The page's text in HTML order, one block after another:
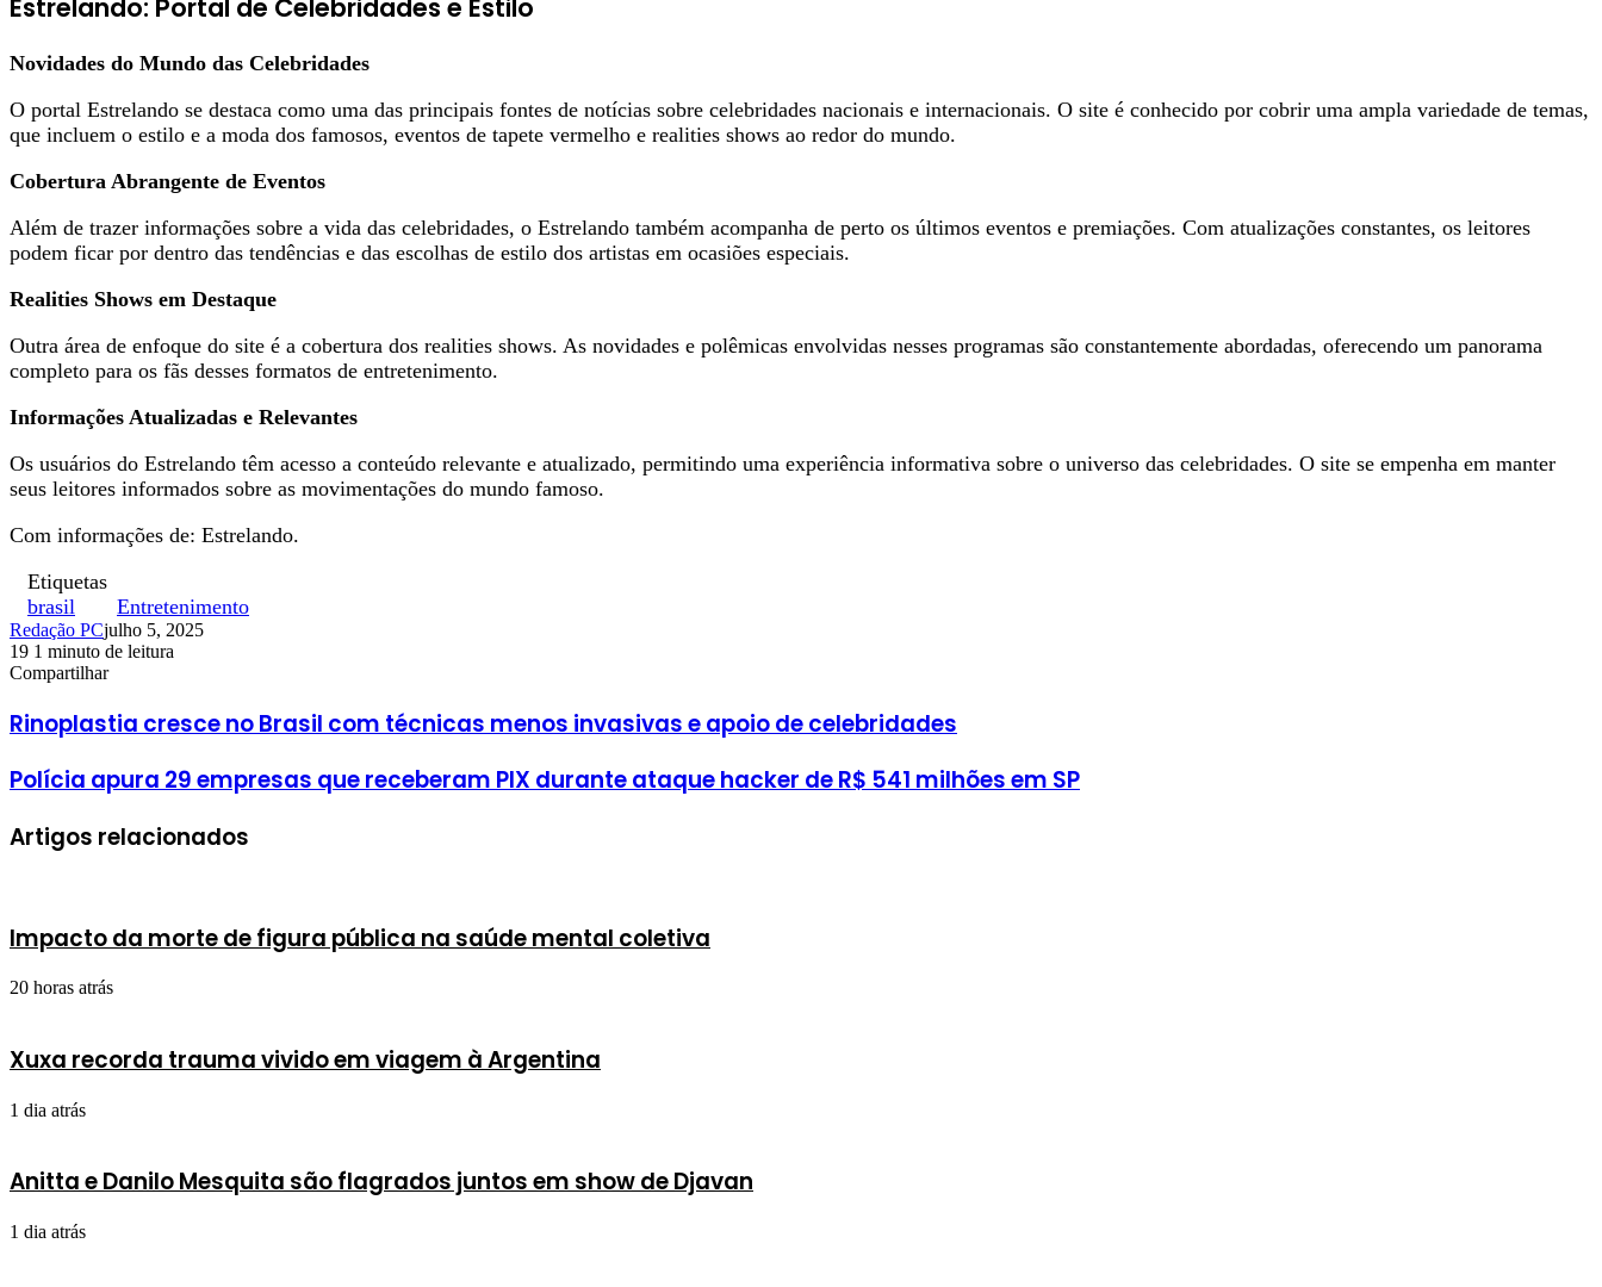
Estrelando: Portal de Celebridades e Estilo
Novidades do Mundo das Celebridades
O portal Estrelando se destaca como uma das principais fontes de notícias sobre celebridades nacionais e internacionais. O site é conhecido por cobrir uma ampla variedade de temas,
que incluem o estilo e a moda dos famosos, eventos de tapete vermelho e realities shows ao redor do mundo.
Cobertura Abrangente de Eventos
Além de trazer informações sobre a vida das celebridades, o Estrelando também acompanha de perto os últimos eventos e premiações. Com atualizações constantes, os leitores
podem ficar por dentro das tendências e das escolhas de estilo dos artistas em ocasiões especiais.
Realities Shows em Destaque
Outra área de enfoque do site é a cobertura dos realities shows. As novidades e polêmicas envolvidas nesses programas são constantemente abordadas, oferecendo um panorama
completo para os fãs desses formatos de entretenimento.
Informações Atualizadas e Relevantes
Os usuários do Estrelando têm acesso a conteúdo relevante e atualizado, permitindo uma experiência informativa sobre o universo das celebridades. O site se empenha em manter
seus leitores informados sobre as movimentações do mundo famoso.
Com informações de: Estrelando.
Etiquetas
brasil
Entretenimento
Redação PCjulho 5, 2025
19 1 minuto de leitura
Facebook
X
Linkedin
Pinterest
WhatsApp
Telegram
Compartilhar
Rinoplastia cresce no Brasil com técnicas menos invasivas e apoio de celebridades
Polícia apura 29 empresas que receberam PIX durante ataque hacker de R$ 541 milhões em SP
Artigos relacionados
Impacto da morte de figura pública na saúde mental coletiva
20 horas atrás
Xuxa recorda trauma vivido em viagem à Argentina
1 dia atrás
Anitta e Danilo Mesquita são flagrados juntos em show de Djavan
1 dia atrás